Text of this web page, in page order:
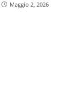
Maggio 2, 2026